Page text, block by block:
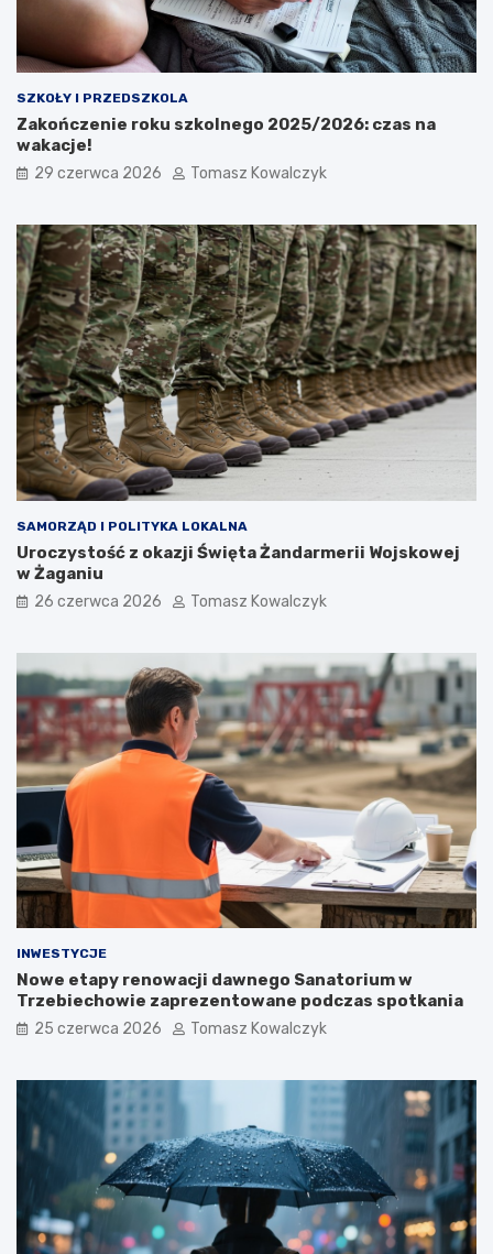
SZKOŁY I PRZEDSZKOLA
Zakończenie roku szkolnego 2025/2026: czas na
wakacje!
29 czerwca 2026 Tomasz Kowalczyk
SAMORZĄD I POLITYKA LOKALNA
Uroczystość z okazji Święta Żandarmerii Wojskowej
w Żaganiu
26 czerwca 2026 Tomasz Kowalczyk
INWESTYCJE
Nowe etapy renowacji dawnego Sanatorium w
Trzebiechowie zaprezentowane podczas spotkania
25 czerwca 2026 Tomasz Kowalczyk